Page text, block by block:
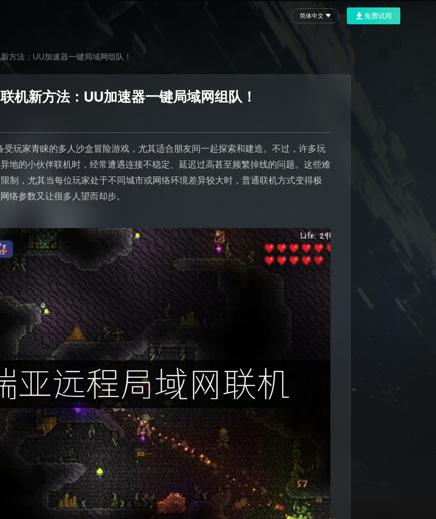
简体中文 免费试用
方法：UU加速器一键局域网组队！
机新方法：UU加速器一键局域网组队！
玩家青睐的多人沙盒冒险游戏，尤其适合朋友间一起探索和建造。不过，许多玩
地的小伙伴联机时，经常遭遇连接不稳定、延迟过高甚至频繁掉线的问题。这些难
制，尤其当每位玩家处于不同城市或网络环境差异较大时，普通联机方式变得极
络参数又让很多人望而却步。